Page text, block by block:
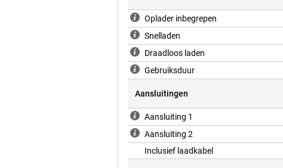
Oplader inbegrepen
Snelladen
Draadloos laden
Gebruiksduur
Aansluitingen
Aansluiting 1
Aansluiting 2
Inclusief laadkabel